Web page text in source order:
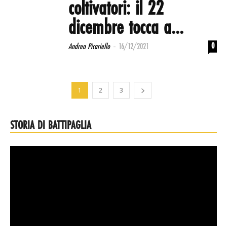
coltivatori: il 22
dicembre tocca a...
Andrea Picariello - 16/12/2021 0
1 2 3
STORIA DI BATTIPAGLIA